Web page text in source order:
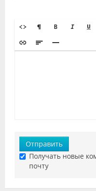
Отправить
Получать новые
почту